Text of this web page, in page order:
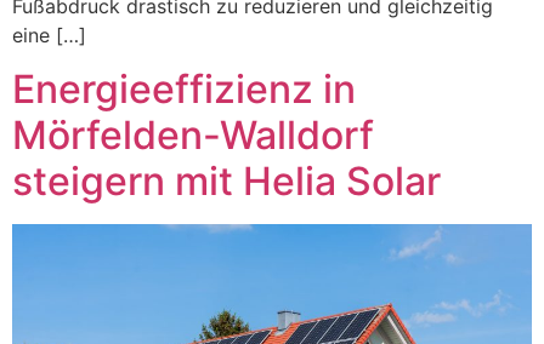
Fußabdruck drastisch zu reduzieren und gleichzeitig
eine […]
Energieeffizienz in
Mörfelden-Walldorf
steigern mit Helia Solar